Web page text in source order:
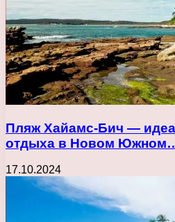
Пляж Хайамс-Бич —
отдыха в Новом
17.10.2024